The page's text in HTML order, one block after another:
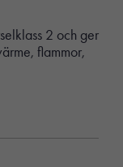
2 och ger
flammor,